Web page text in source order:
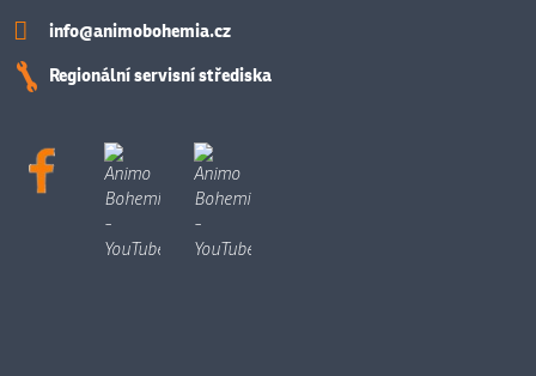
info@animobohemia.cz
Regionální servisní střediska